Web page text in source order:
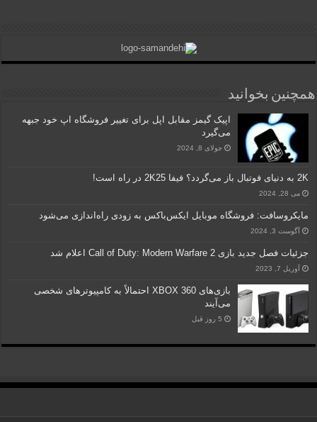
همچنین بخوانید
اپیک گیمز مقابل اپل برای تغییر فروشگاه اپ خود جبهه
می‌گیرد
جولای 8, 2024
2K به دنیای فوتبال باز می‌گردد؟ فیفا 2K25 در راه است!
می 28, 2024
مایکروسافت: فروشگاه موبایل ایکس‌باکس به زودی راه‌اندازی می‌شود
آگوست 3, 2024
جزئیات فصل جدید بازی Call of Duty: Modern Warfare 2 اعلام شد
آوریل 7, 2023
بازی‌های XBOX 360 احتمالاً به کامپیوترهای شخصی
می‌آیند
5 روز قبل